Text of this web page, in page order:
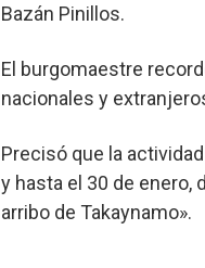
Bazán Pinillos.
El burgomaestre
nacionales y
Precisó que la
y hasta el 30 de enero,
arribo de Takaynamo».